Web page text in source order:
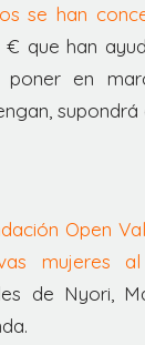
se han
que han
poner en
Open
mujeres
de Nyori,